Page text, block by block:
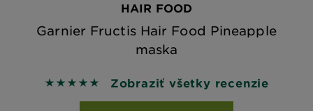
HAIR FOOD
Garnier Fructis Hair Food Pineapple
maska
5 out of 5 stars based on reviews
Zobraziť všetky recenzie